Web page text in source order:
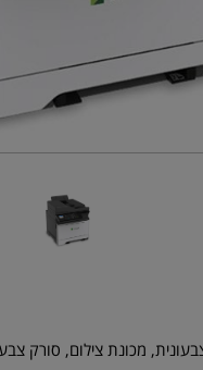
מכונת צילום, סורק